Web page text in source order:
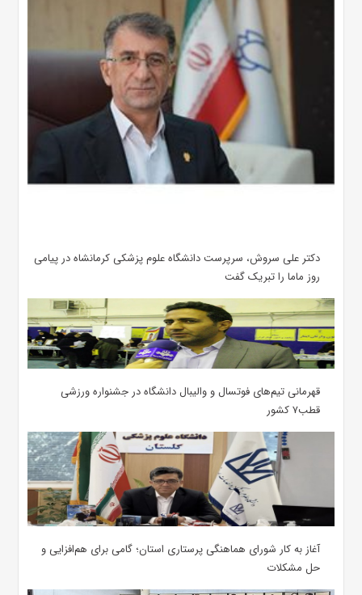
دکتر علی سروش، سرپرست دانشگاه علوم پزشکی کرمانشاه در پیامی
روز ماما را تبریک گفت
قهرمانی تیم‌های فوتسال و والیبال دانشگاه در جشنواره ورزشی
قطب۷ کشور
آغاز به کار شورای هماهنگی پرستاری استان؛ گامی برای هم‌افزایی و
حل مشکلات